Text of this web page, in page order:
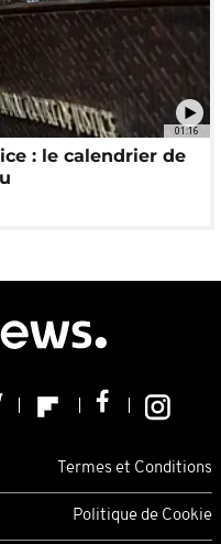
01:16
: le calendrier de
Termes et Conditions
Politique de Cookie